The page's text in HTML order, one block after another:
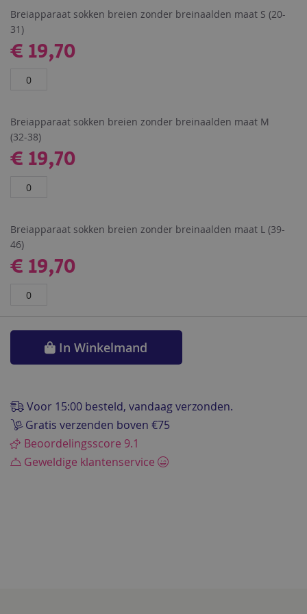
begin
van
afbeeldingen-
gallerij
Breiapparaat sokken breien zonder breinaalden maat S (20-
31)
€ 19,70
Breiapparaat sokken breien zonder breinaalden maat M
(32-38)
€ 19,70
Breiapparaat sokken breien zonder breinaalden maat L (39-
46)
€ 19,70
In Winkelmand
Voor 15:00 besteld, vandaag verzonden.
Gratis verzenden boven €75
Beoordelingsscore 9.1
Geweldige klantenservice